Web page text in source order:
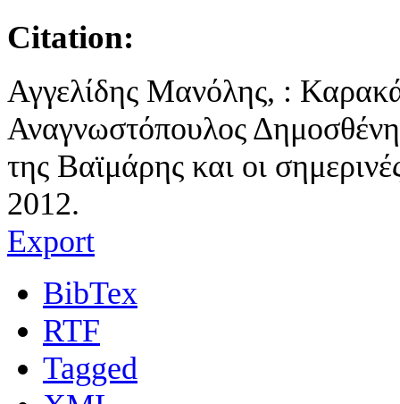
Citation:
Αγγελίδης Μανόλης, :
Αναγνωστόπουλος
της Βαϊμάρης και οι
2012.
Export
BibTex
RTF
Tagged